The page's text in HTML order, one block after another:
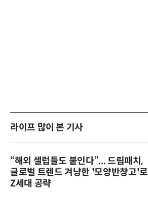
라이프 많이 본 기사
“해외 셀럽들도 붙인다”... 드림패치,
글로벌 트렌드 겨냥한 '모양반창고'로
Z세대 공략